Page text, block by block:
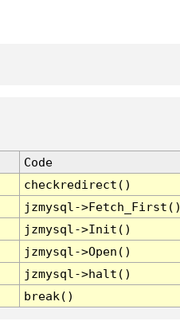
Code
checkredirect()
jzmysql-
jzmysql->Init()
jzmysql->Open()
jzmysql->halt()
break()